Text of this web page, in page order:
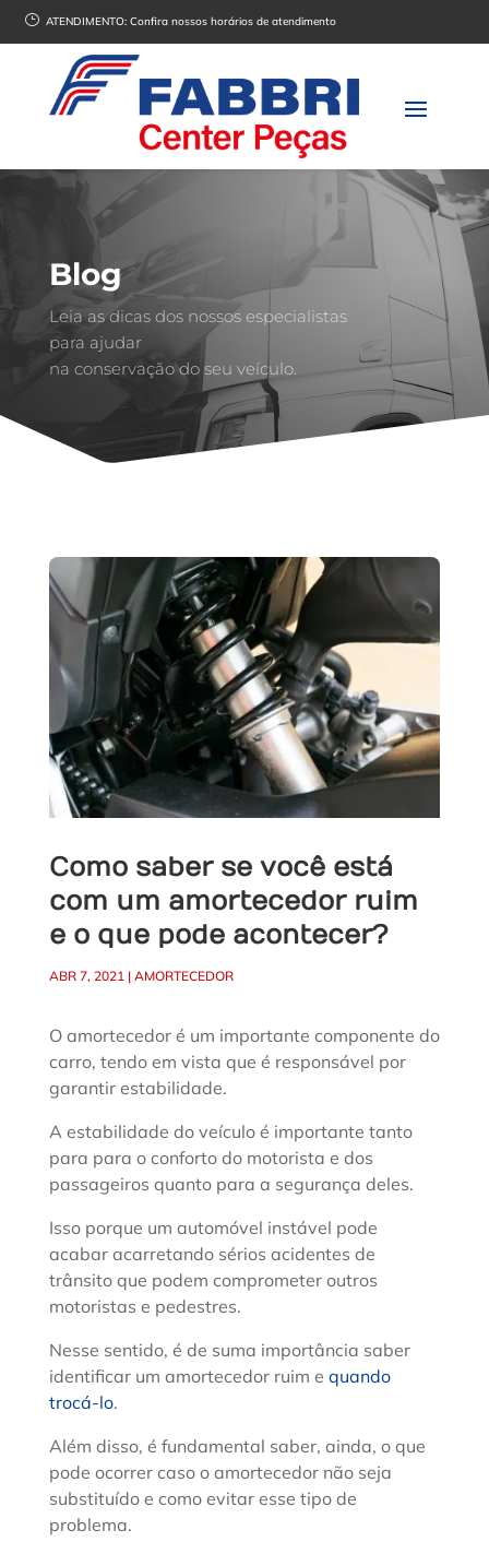
} ATENDIMENTO:Confira nossos horários de atendimento
Blog
Leia as dicas dos nossos especialistas
para ajudar
na conservação do seu veículo.
Como saber se você está
com um amortecedor ruim
e o que pode acontecer?
ABR 7, 2021| AMORTECEDOR
O amortecedor é um importante componente do
carro, tendo em vista que é responsável por
garantir estabilidade.
A estabilidade do veículo é importante tanto
para para o conforto do motorista e dos
passageiros quanto para a segurança deles.
Isso porque um automóvel instável pode
acabar acarretando sérios acidentes de
trânsito que podem comprometer outros
motoristas e pedestres.
Nesse sentido, é de suma importância saber
identificar um amortecedor ruim e quando
trocá-lo.
Além disso, é fundamental saber, ainda, o que
pode ocorrer caso o amortecedor não seja
substituído e como evitar esse tipo de
problema.